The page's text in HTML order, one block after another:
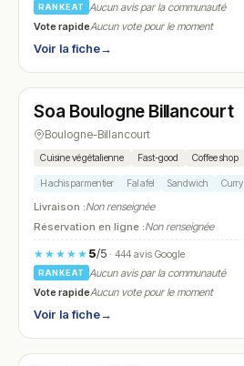
RANKEAT
Aucun avis par la communauté
Vote rapideAucun vote pour le moment
Voir la fiche→
N° 26
Soa Boulogne Billancourt
Boulogne-Billancourt
Cuisine végétalienne Fast-good Coffee shop
Hachis parmentier Falafel Sandwich Curry
Livraison :Non renseignée
Réservation en ligne :Non renseignée
★★★★★ 5/5· 444 avis Google
RANKEAT
Aucun avis par la communauté
Vote rapideAucun vote pour le moment
Voir la fiche→